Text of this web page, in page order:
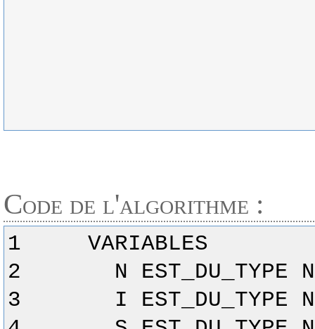
Code de l'algorithme :
1
VARIABLES
2
N EST_DU_TYPE
3
I EST_DU_TYPE